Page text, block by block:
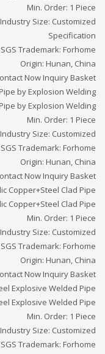
Min. Order: 1 Piece
Size: Customized
Specification
Trademark: Forhome
Origin: Hunan, China
Now Inquiry Basket
by Explosion Welding
by Explosion Welding
Min. Order: 1 Piece
Size: Customized
Trademark: Forhome
Origin: Hunan, China
Now Inquiry Basket
Copper+Steel Clad Pipe
Copper+Steel Clad Pipe
Min. Order: 1 Piece
Size: Customized
Trademark: Forhome
Origin: Hunan, China
Now Inquiry Basket
Explosive Welded Pipe
Explosive Welded Pipe
Min. Order: 1 Piece
Size: Customized
Trademark: Forhome